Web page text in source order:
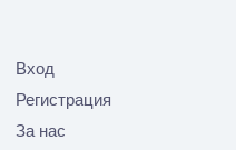
Вход
Регистрация
За нас